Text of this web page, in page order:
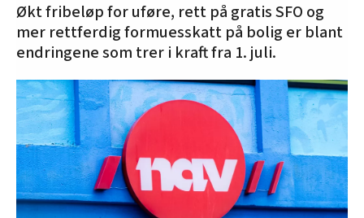
Økt fribeløp for uføre, rett på gratis SFO og
mer rettferdig formuesskatt på bolig er blant
endringene som trer i kraft fra 1. juli.